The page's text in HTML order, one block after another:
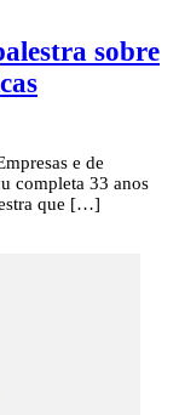
sobre
e de
completa 33 anos
que […]